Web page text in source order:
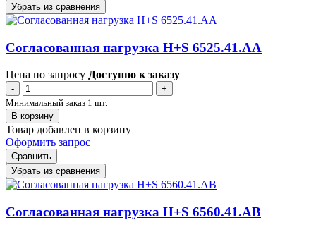
Убрать из сравнения
Согласованная нагрузка H+S 6525.41.AA
Цена по запросу Доступно к заказу
-
+
Минимальный заказ 1 шт.
В корзину
Товар добавлен в корзину
Оформить запрос
Сравнить
Убрать из сравнения
Согласованная нагрузка H+S 6560.41.AB